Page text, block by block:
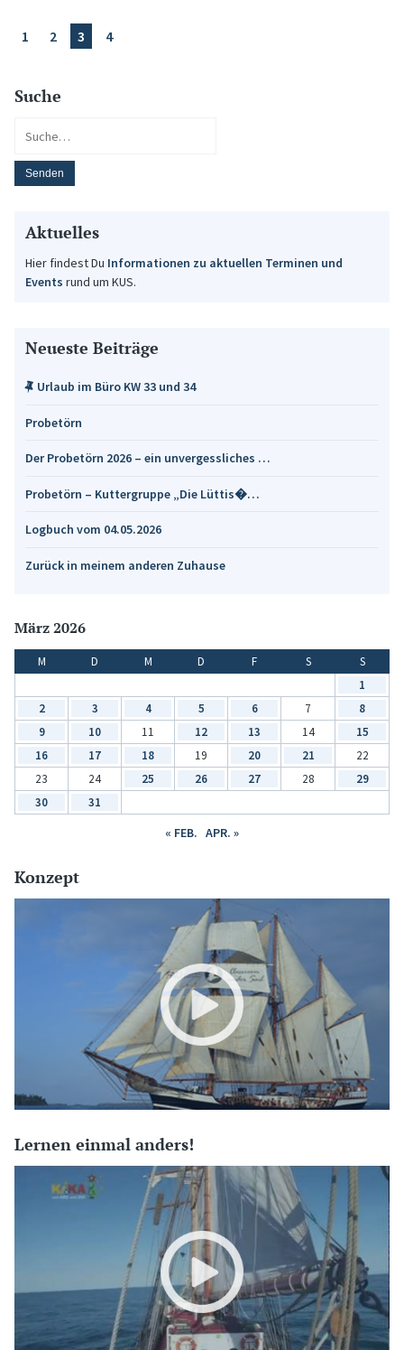
1 2 3 4
Suche
Aktuelles
Hier findest Du Informationen zu aktuellen Terminen und
Events rund um KUS.
Neueste Beiträge
Urlaub im Büro KW 33 und 34
Probetörn
Der Probetörn 2026 – ein unvergessliches …
Probetörn – Kuttergruppe „Die Lüttis�…
Logbuch vom 04.05.2026
Zurück in meinem anderen Zuhause
März 2026
M D M D F S
S
1
2
3 4 5 6 7
8
9
10 11 12 13 14
15
16
17 18 19 20 21
22
23
24 25 26 27 28
29
30
31
« FEB. APR. »
Konzept
Lernen einmal anders!